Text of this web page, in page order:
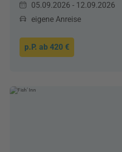
05.09.2026 - 12.09.2026
eigene Anreise
p.P. ab 420 €